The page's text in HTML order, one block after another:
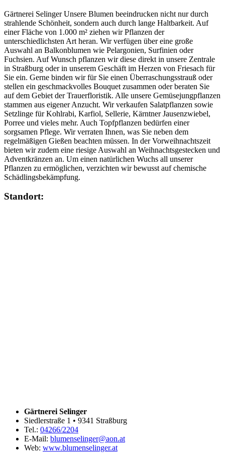
Gärtnerei Selinger Unsere Blumen beeindrucken nicht nur durch
strahlende Schönheit, sondern auch durch lange Haltbarkeit. Auf
einer Fläche von 1.000 m² ziehen wir Pflanzen der
unterschiedlichsten Art heran. Wir verfügen über eine große
Auswahl an Balkonblumen wie Pelargonien, Surfinien oder
Fuchsien. Auf Wunsch pflanzen wir diese direkt in unsere Zentrale
in Straßburg oder in unserem Geschäft im Herzen von Friesach für
Sie ein. Gerne binden wir für Sie einen Überraschungsstrauß oder
stellen ein geschmackvolles Bouquet zusammen oder beraten Sie
auf dem Gebiet der Trauerfloristik. Alle unsere Gemüsejungpflanzen
stammen aus eigener Anzucht. Wir verkaufen Salatpflanzen sowie
Setzlinge für Kohlrabi, Karfiol, Sellerie, Kärntner Jausenzwiebel,
Porree und vieles mehr. Auch Topfpflanzen bedürfen einer
sorgsamen Pflege. Wir verraten Ihnen, was Sie neben dem
regelmäßigen Gießen beachten müssen. In der Vorweihnachtszeit
bieten wir zudem eine riesige Auswahl an Weihnachtsgestecken und
Adventkränzen an. Um einen natürlichen Wuchs all unserer
Pflanzen zu ermöglichen, verzichten wir bewusst auf chemische
Schädlingsbekämpfung.
Standort:
Gärtnerei Selinger
Siedlerstraße 1 • 9341 Straßburg
Tel.: 04266/2204
E-Mail: blumenselinger@aon.at
Web: www.blumenselinger.at